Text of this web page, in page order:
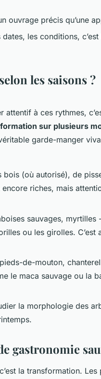
ouvrage précis qu’une
les conditions,
les saisons ?
à ces rythmes,
formation sur plusieurs
garde-manger
bois (où autorisé), de
riches, mais
sauvages, myrtilles
ou les girolles. C’est
de-mouton,
le maca sauvage ou la
la morphologie des
gastronomie
la transformation. Les